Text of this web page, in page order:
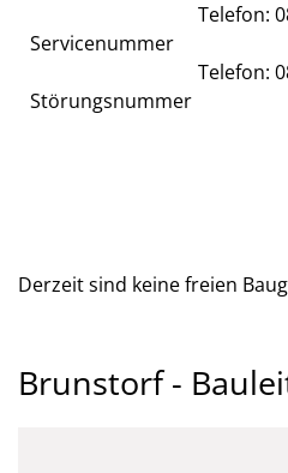
Telefon: 0800
Servicenummer
Telefon: 0800
Störungsnummer
Derzeit sind keine freien
Brunstorf -